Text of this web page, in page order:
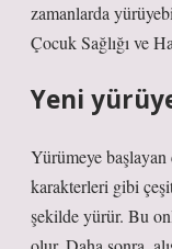
zamanlarda
Çocuk Sağlığı ve
Yeni
Yürümeye başlayan
karakterleri gibi
şekilde yürür. Bu